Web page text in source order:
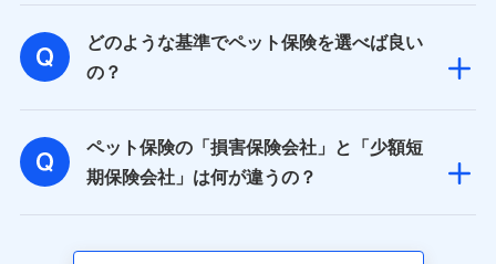
基本情報
氏名、電話番号、メールアドレス、お客さまの識別子、属
性、連絡先、dポイントサービスのご利用に関する情報。例
として、dポイントカード番号、性別、年齢、家族構成、住
利用情報
当社又は株式会社NTTドコモが提供する各種サービスなどの
ご契約・ご利用などに関する情報。例として、当社又は株式
会社NTTドコモが提供する各種サービスのご契約状態・ご利
ーション利用時の行動に関する情報、購入されたサービスや
どのような基準でペット保険を選べば良い
の？
ペット保険の「損害保険会社」と「少額短
期保険会社」は何が違うの？